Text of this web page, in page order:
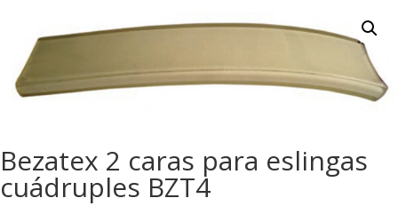
Bezatex 2 caras para eslingas
cuádruples BZT4